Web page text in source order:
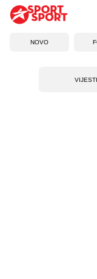
NOVO
VIJESTI